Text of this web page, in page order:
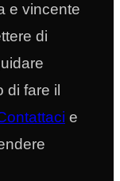
e vincente
di
fare il
e